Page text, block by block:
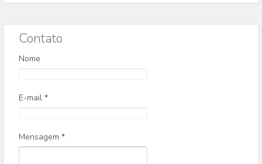
Contato
Nome
E-mail *
Mensagem *